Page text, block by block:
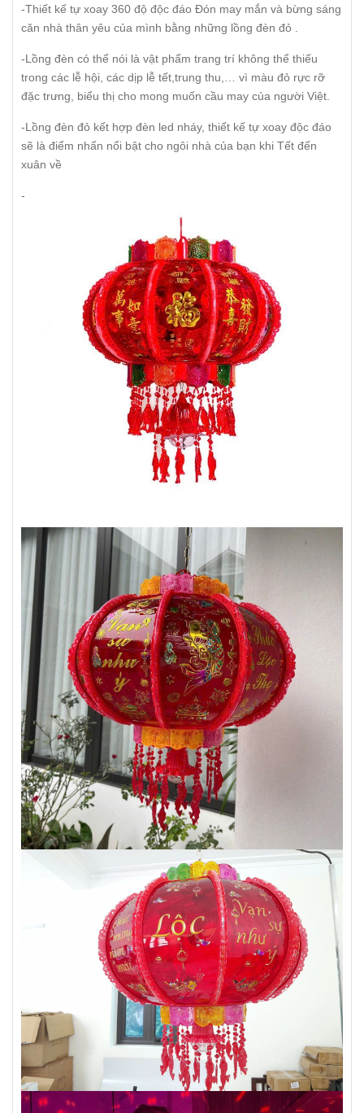
-Thiết kế tự xoay 360 độ độc đáo Đón may mắn và bừng sáng
căn nhà thân yêu của mình bằng những lồng đèn đỏ .
-Lồng đèn có thể nói là vật phẩm trang trí không thể thiếu
trong các lễ hội, các dịp lễ tết,trung thu,… vì màu đỏ rực rỡ
đặc trưng, biểu thị cho mong muốn cầu may của người Việt.
-Lồng đèn đỏ kết hợp đèn led nháy, thiết kế tự xoay độc đáo
sẽ là điểm nhấn nổi bật cho ngôi nhà của bạn khi Tết đến
xuân về
-